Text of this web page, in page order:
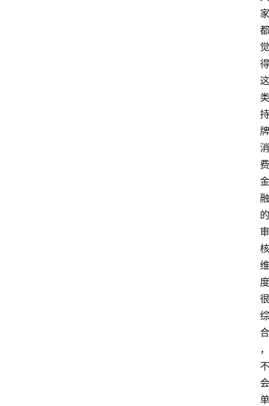
家
都
觉
得
这
类
持
牌
消
费
金
融
的
审
核
维
度
很
综
合
，
不
会
单